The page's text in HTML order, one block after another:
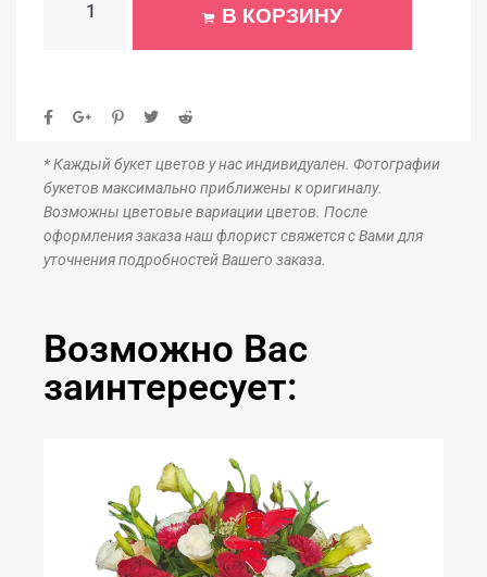
В КОРЗИНУ
* Каждый букет цветов у нас индивидуален. Фотографии
букетов максимально приближены к оригиналу.
Возможны цветовые вариации цветов. После
оформления заказа наш флорист свяжется с Вами для
уточнения подробностей Вашего заказа.
Возможно Вас
заинтересует: